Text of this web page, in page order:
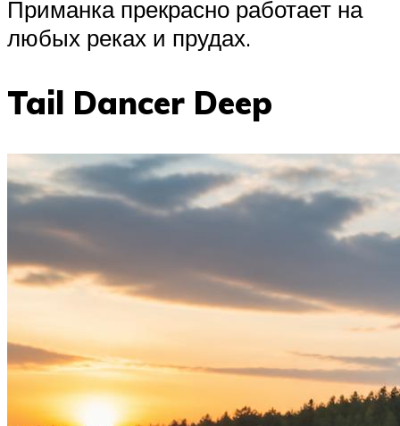
Приманка прекрасно работает на
любых реках и прудах.
Tail Dancer Deep